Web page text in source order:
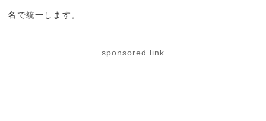
名で統一します。
sponsored link